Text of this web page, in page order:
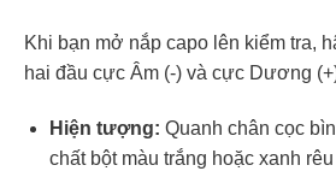
Khi bạn mở nắp capo lên kiểm tra,
hai đầu cực Âm (-) và cực Dương
Hiện tượng: Quanh chân cọc
chất bột màu trắng hoặc xanh